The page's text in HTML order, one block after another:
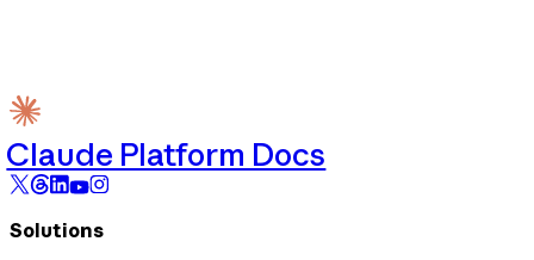
Claude Platform Docs
Solutions